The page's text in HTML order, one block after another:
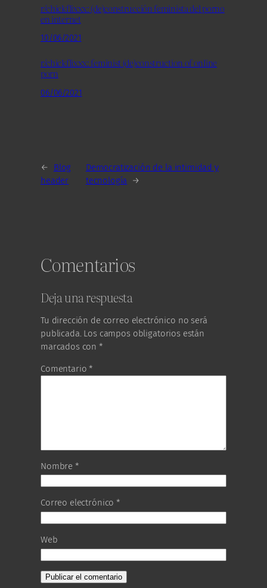
r/chickflixxx: (de)construcción feminista del porno
en internet
10/06/2021
r/chickflixxx: feminist (de)construction of online
porn
06/06/2021
←
Blog
header
Democratización de la intimidad y
tecnología
→
Comentarios
Deja una respuesta
Tu dirección de correo electrónico no será
publicada. Los campos obligatorios están
marcados con*
Comentario*
Nombre *
Correo electrónico*
Web